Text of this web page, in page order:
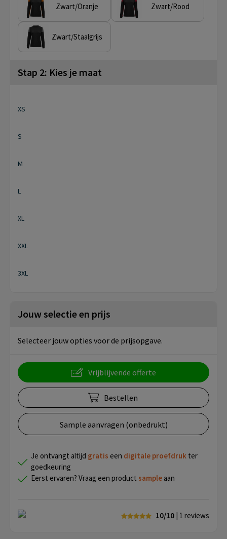
Zwart/Oranje Zwart/Rood
Zwart/Staalgrijs
Stap 2: Kies je maat
XS
S
M
L
XL
XXL
3XL
Jouw selectie en prijs
Selecteer jouw opties voor de prijsopgave.
Vrijblijvende offerte
Bestellen
Sample aanvragen (onbedrukt)
Je ontvangt altijd gratis een digitale proefdruk ter
goedkeuring
Eerst ervaren? Vraag een product sample aan
10/10 | 1 reviews